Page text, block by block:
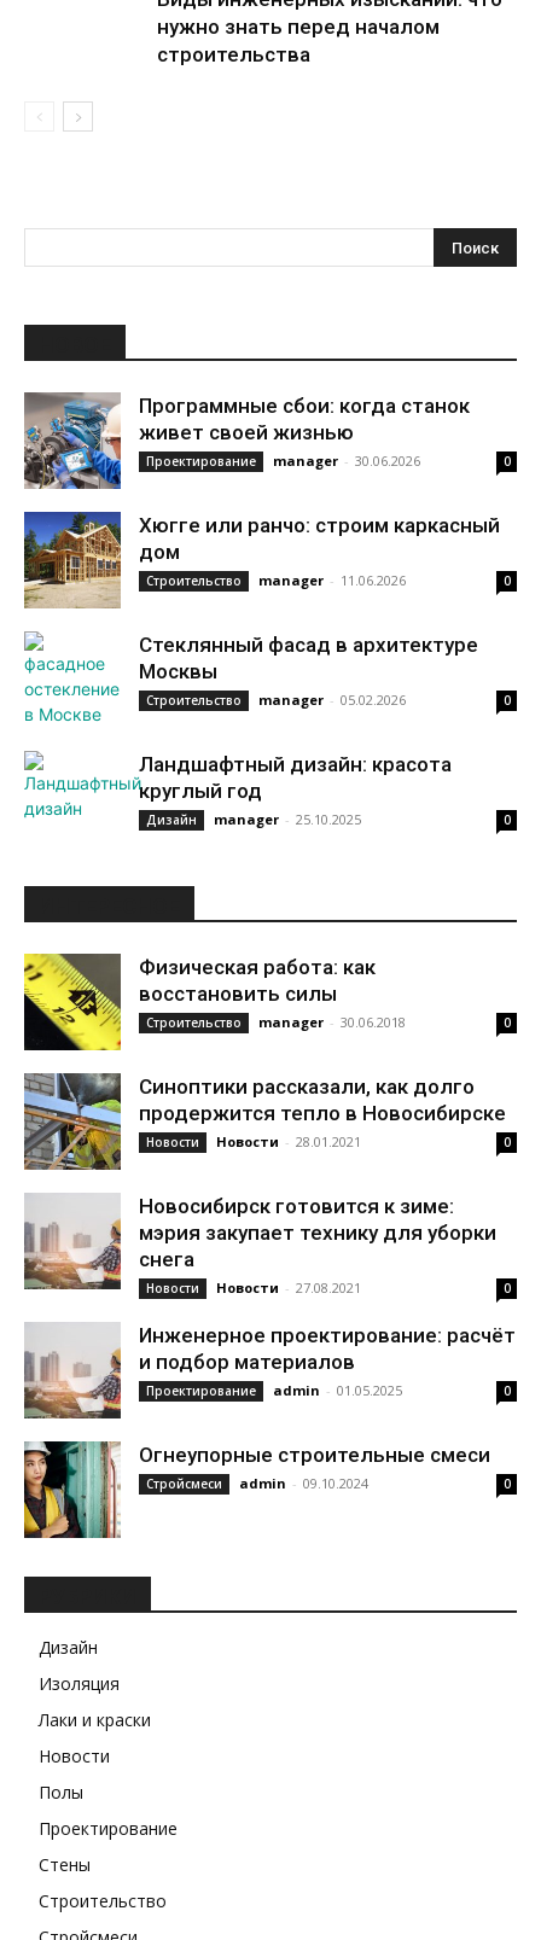
нужно знать перед началом
строительства
Программные сбои: когда станок
живет своей жизнью
Проектирование manager - 30.06.2026 0
Хюгге или ранчо: строим каркасный
дом
Строительство manager - 11.06.2026 0
Стеклянный фасад в архитектуре
Москвы
Строительство manager - 05.02.2026 0
Ландшафтный дизайн: красота
круглый год
Дизайн manager - 25.10.2025 0
Физическая работа: как
восстановить силы
Строительство manager - 30.06.2018 0
Синоптики рассказали, как долго
продержится тепло в Новосибирске
Новости Новости - 28.01.2021 0
Новосибирск готовится к зиме:
мэрия закупает технику для уборки
снега
Новости Новости - 27.08.2021 0
Инженерное проектирование: расчёт
и подбор материалов
Проектирование admin - 01.05.2025 0
Огнеупорные строительные смеси
Стройсмеси admin - 09.10.2024 0
Дизайн
Изоляция
Лаки и краски
Новости
Полы
Проектирование
Стены
Строительство